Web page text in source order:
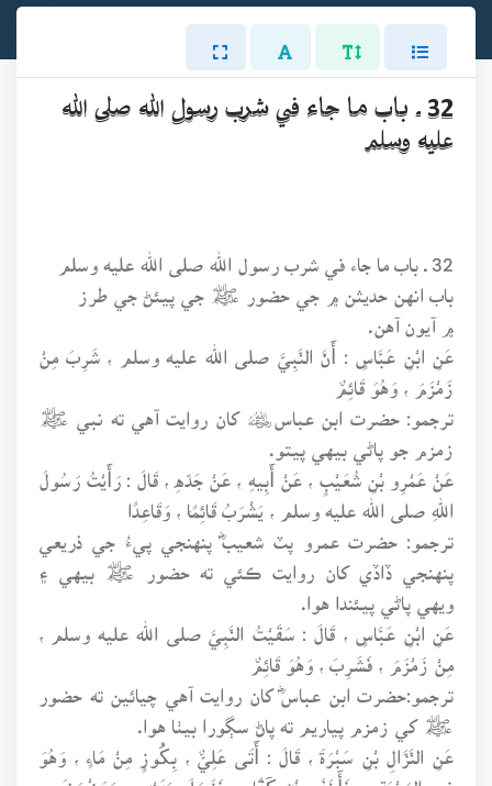
32 ـ باب ما جاء في شرب رسول الله صلى الله
عليه وسلم
32 ـ باب ما جاء في شرب رسول الله صلى الله عليه وسلم
باب انهن حديثن ۾ جي حضور ﷺ جي پيئڻ جي طرز
۾ آيون آهن.
عَنِ ابْنِ عَبَّاسٍ : أَنَّ النَّبِيَّ صلى الله عليه وسلم ، شَرِبَ مِنْ
زَمْزَمَ ، وَهُوَ قَائِمٌ
ترجمو: حضرت ابن عباس﷦ کان روايت آهي ته نبي ﷺ
زمزم جو پاڻي بيهي پيتو.
عَنْ عَمْرِو بْنِ شُعَيْبٍ ، عَنْ أَبِيهِ ، عَنْ جَدِّهِ ، قَالَ : رَأَيْتُ رَسُولَ
اللهِ صلى الله عليه وسلم ، يَشْرَبُ قَائِمًا ، وَقَاعِدًا
ترجمو: حضرت عمرو پٽ شعيبؓ پنهنجي پيءُ جي ذريعي
پنهنجي ڏاڏي کان روايت ڪئي ته حضور ﷺ بيهي ۽
ويهي پاڻي پيئندا هوا.
عَنِ ابْنِ عَبَّاسٍ ، قَالَ : سَقَيْتُ النَّبِيَّ صلى الله عليه وسلم ،
مِنْ زَمْزَمَ ، فَشَرِبَ ، وَهُوَ قَائِمٌ
ترجمو:حضرت ابن عباسؓ کان روايت آهي چيائين ته حضور
ﷺ کي زمزم پياريم ته پاڻ سڳورا بيٺا هوا.
عَنِ النَّزَّالِ بْنِ سَبْرَةَ ، قَالَ : أَتَى عَلِيٌّ ، بِكُوزٍ مِنْ مَاءٍ ، وَهُوَ
فِي الرَّحْبَةِ ، فَأَخَذَ مِنْهُ كَفًّا ، فَغَسَلَ يَدَيْهِ ، وَمَضْمَضَ ،